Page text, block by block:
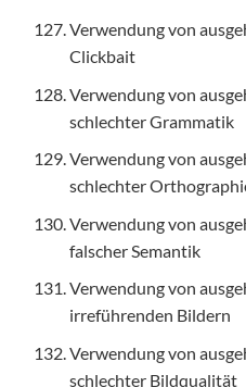
Verwendung von
Clickbait
Verwendung von
schlechter Grammatik
Verwendung von
schlechter
Verwendung von
falscher Semantik
Verwendung von
irreführenden Bildern
Verwendung von
schlechter Bildqualität